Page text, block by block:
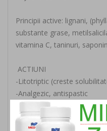
Principii active: lignani,
substante grase,
vitamina C, taninuri,
ACTIUNI
-Litotriptic (creste
-Analgezic, antispastic
-Febrifug
-Antihepatotoxic, tonic